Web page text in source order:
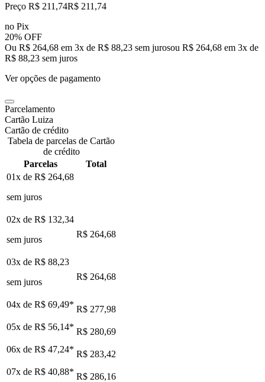
Preço R$ 211,74R$ 211 ,74
no Pix
20% OFF
Ou R$ 264,68 em 3x de R$ 88,23 sem jurosou R$ 264,68 em 3x de
R$ 88,23 sem juros
Ver opções de pagamento
Parcelamento
Cartão Luiza
Cartão de crédito
Tabela de parcelas de Cartão
de crédito
Parcelas
Total
01x de R$ 264,68
sem juros
02x de R$ 132,34
sem juros
R$ 264,68
03x de R$ 88,23
sem juros
R$ 264,68
04x de R$ 69,49* R$ 277,98
05x de R$ 56,14* R$ 280,69
06x de R$ 47,24* R$ 283,42
07x de R$ 40,88* R$ 286,16